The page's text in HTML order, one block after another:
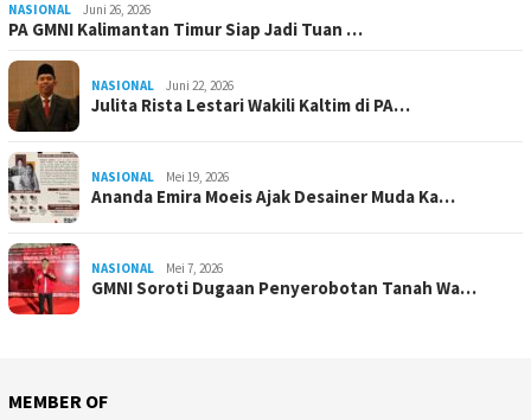
NASIONAL Juni 26, 2026
PA GMNI Kalimantan Timur Siap Jadi Tuan …
NASIONAL Juni 22, 2026
Julita Rista Lestari Wakili Kaltim di PA…
NASIONAL Mei 19, 2026
Ananda Emira Moeis Ajak Desainer Muda Ka…
NASIONAL Mei 7, 2026
GMNI Soroti Dugaan Penyerobotan Tanah Wa…
MEMBER OF